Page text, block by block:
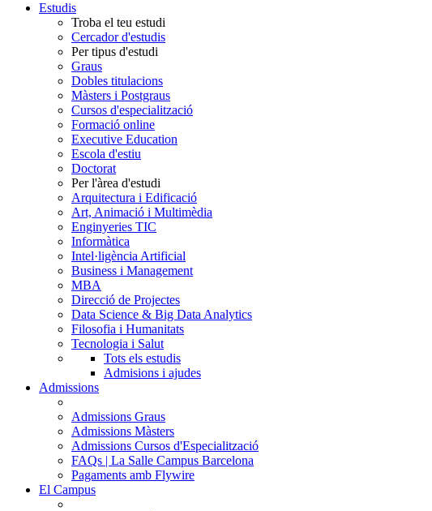
Estudis
Troba el teu estudi
Cercador d'estudis
Per tipus d'estudi
Graus
Dobles titulacions
Màsters i Postgraus
Cursos d'especialització
Formació online
Executive Education
Escola d'estiu
Doctorat
Per l'àrea d'estudi
Arquitectura i Edificació
Art, Animació i Multimèdia
Enginyeries TIC
Informàtica
Intel·ligència Artificial
Business i Management
MBA
Direcció de Projectes
Data Science & Big Data Analytics
Filosofia i Humanitats
Tecnologia i Salut
Tots els estudis
Admisions i ajudes
Admissions
Admissions Graus
Admissions Màsters
Admissions Cursos d'Especialització
FAQs | La Salle Campus Barcelona
Pagaments amb Flywire
El Campus